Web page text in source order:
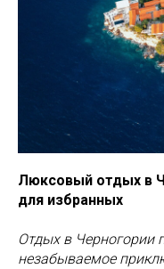
Люксовый отдых в
для избранных
Отдых в Черногории
незабываемое